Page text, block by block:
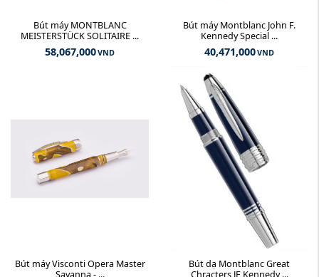
Bút máy MONTBLANC
MEISTERSTÜCK SOLITAIRE ...
58,067,000VND
Bút máy Montblanc John F.
Kennedy Special ...
40,471,000VND
Bút máy Visconti Opera Master
Savanna - ...
Bút dạ Montblanc Great
Chracters JF Kennedy ...